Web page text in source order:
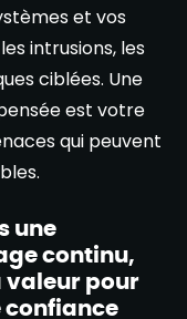
et vos
intrusions, les
ciblées. Une
est votre
qui peuvent
une
continu,
valeur pour
confiance